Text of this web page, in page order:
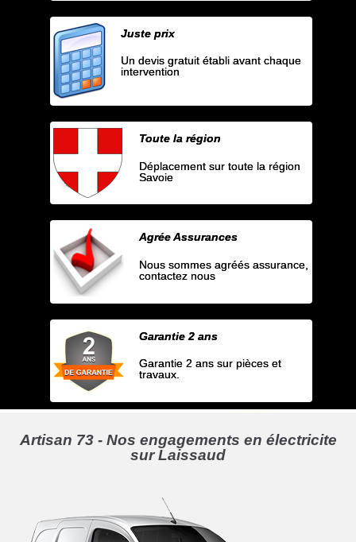
Juste prix
Un devis gratuit établi avant chaque
intervention
Toute la région
Déplacement sur toute la région
Savoie
Agrée Assurances
Nous sommes agréés assurance,
contactez nous
Garantie 2 ans
Garantie 2 ans sur pièces et
travaux.
Artisan 73 - Nos engagements en électricite
sur Laissaud